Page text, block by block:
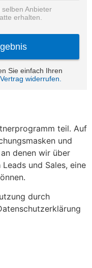
teil. Auf
und
denen wir über
und Sales, eine
durch